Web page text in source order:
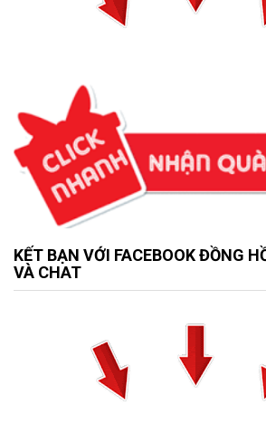
KẾT BẠN VỚI FACEBOOK ĐỒNG
VÀ CHAT